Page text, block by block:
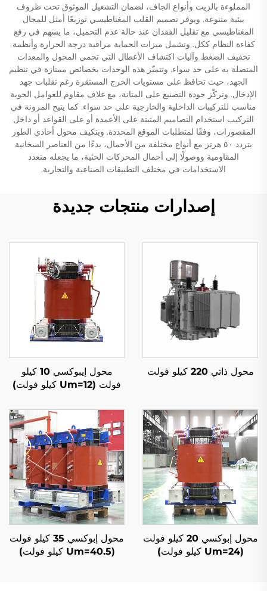
المملوءة بالزيت وأنواع الجاف، لضمان التشغيل الموثوق تحت ظروف
بيئية متنوعة. ويوفر تصميم القلب المغناطيسي توزيعًا أمثل للمجال
المغناطيسي مع تقليل الفقدان عند حالة عدم التحميل، ما يسهم في رفع
كفاءة النظام ككل. وتشمل ميزات الحماية مراقبة درجة الحرارة وأنظمة
تخفيف الضغط وآليات اكتشاف الأعطال التي تحمي المحول والمعدات
المتصلة به على حد سواء. وتتميّز هذه الوحدات بخصائص ممتازة في تنظيم
الجهد، حيث تحافظ على مستويات الخرج المستقرة رغم تقلبات جهد
الإدخال. وتركّز جودة التصنيع على المتانة، مع غلاف مقاوم للعوامل الجوية
مناسب للتركيبات الداخلية والخارجية على حد سواء. كما يتيح المرونة في
التركيب استخدام التصاميم المثبتة على الأعمدة أو على القواعد أو داخل
المقصورات، وفقًا لمتطلبات الموقع المحددة. ويتكيف محول أحادي الطور
بتردد ٥٠ هرتز مع أنواع مختلفة من الأحمال، بدءًا من العناصر السخانية
المقاومية ووصولًا إلى أحمال المحركات الحثية، ما يجعله متعدد
الاستخدامات في مختلف التطبيقات الصناعية والتجارية.
إصدارات منتجات جديدة
محول ذاتي 220 كيلو فولت
محول إيبوكسي 10 كيلو
فولت (Um=12 كيلو فولت)
محول إبوكسي 20 كيلو فولت
(Um=24 كيلو فولت)
محول إبوكسي 35 كيلو فولت
(Um=40.5 كيلو فولت)